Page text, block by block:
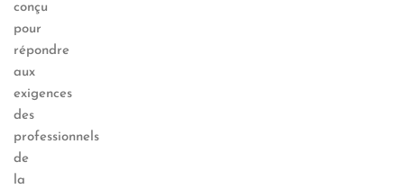
conçu
pour
répondre
aux
exigences
des
professionnels
de
la